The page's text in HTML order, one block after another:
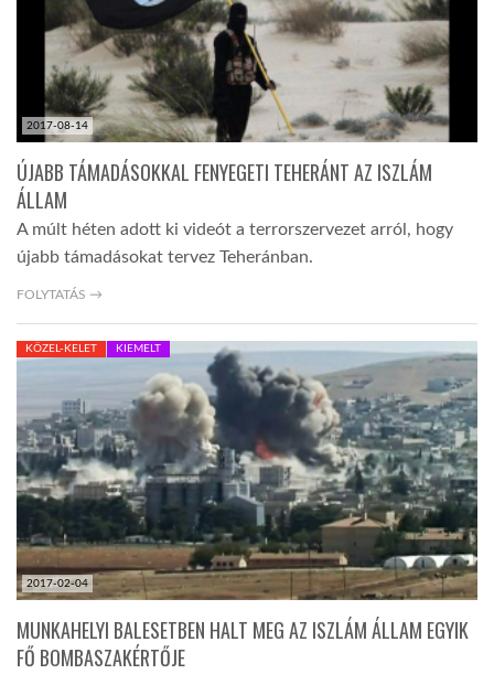
2017-08-14
ÚJABB TÁMADÁSOKKAL FENYEGETI TEHERÁNT AZ ISZLÁM
ÁLLAM
A múlt héten adott ki videót a terrorszervezet arról, hogy
újabb támadásokat tervez Teheránban.
FOLYTATÁS →
2017-02-04
KÖZEL-KELET KIEMELT
MUNKAHELYI BALESETBEN HALT MEG AZ ISZLÁM ÁLLAM EGYIK
FŐ BOMBASZAKÉRTŐJE